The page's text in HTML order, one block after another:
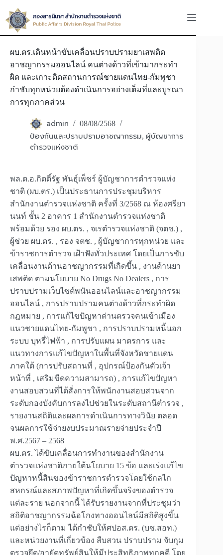
to
content
ผบ.ตร.เดินหน้าขับเคลื่อนปราบปรามยาเสพติด
อาชญากรรมออนไลน์ คนต่างด้าวที่เข้ามากระทำ
ผิด และเกาะติดสถานการณ์ชายแดนไทย-กัมพูชา
กำชับทุกหน่วยต้องดำเนินการอย่างเต็มที่และบูรณา
การทุกภาคส่วน
admin 08/08/2568
ป้องกันและปราบปรามอาชญากรรม, ผู้บัญชาการ
ตำรวจแห่งชาติ
พล.ต.อ.กิตติ์รัฐ พันธุ์เพ็ชร์ ผู้บัญชาการตำรวจแห่ง
ชาติ (ผบ.ตร.) เป็นประธานการประชุมบริหาร
สำนักงานตำรวจแห่งชาติ ครั้งที่ 3/2568 ณ ห้องศรียา
นนท์ ชั้น 2 อาคาร 1 สำนักงานตำรวจแห่งชาติ
พร้อมด้วย รอง ผบ.ตร. , จเรตำรวจแห่งชาติ (จตช.) ,
ผู้ช่วย ผบ.ตร. , รอง จตช. , ผู้บัญชาการทุกหน่วย และ
ข้าราชการตำรวจ เฝ้าฟังทั่วประเทศ โดยเป็นการขับ
เคลื่อนงานด้านอาชญากรรมที่เกิดขึ้น , งานด้านยา
เสพติด ตามนโยบาย No Drugs No Dealers , การ
ปราบปรามเว็บไซต์พนันออนไลน์และอาชญากรรม
ออนไลน์ , การปราบปรามคนต่างด้าวที่กระทำผิด
กฎหมาย , การแก้ไขปัญหาด่านตรวจคนเข้าเมือง
แนวชายแดนไทย-กัมพูชา , การปราบปรามหนี้นอก
ระบบ บุหรี่ไฟฟ้า , การปรับแผน มาตรการ และ
แนวทางการแก้ไขปัญหาในพื้นที่จังหวัดชายแดน
ภาคใต้ (การปรับสถานที่ , อุปกรณ์ป้องกันตัวเจ้า
หน้าที่ , เสริมขีดความสามารถ) , การแก้ไขปัญหา
งานสอบสวนที่ได้สั่งการให้พนักงานสอบสวนจาก
ระดับกองบังคับการลงไปช่วยในระดับสถานีตำรวจ ,
รายงานสถิติและผลการดำเนินการทางวินัย ตลอด
จนผลการใช้จ่ายงบประมาณรายจ่ายประจำปี
พ.ศ.2567 – 2568
ผบ.ตร. ได้ขับเคลื่อนการทำงานของสำนักงาน
ตำรวจแห่งชาติภายใต้นโยบาย 15 ข้อ และเร่งแก้ไข
ปัญหาหนี้สินของข้าราชการตำรวจโดยใช้กลไก
สหกรณ์และสภาพปัญหาที่เกิดขึ้นจริงของตำรวจ
แต่ละราย นอกจากนี้ ได้รับรายงานจากที่ประชุมว่า
สถิติอาชญากรรมฉ้อโกงทางออนไลน์มีสถิติสูงขึ้น
แต่อย่างไรก็ตาม ได้กำชับให้ศปอส.ตร. (บช.สอท.)
และหน่วยงานที่เกี่ยวข้อง สืบสวน ปราบปราม จับกุม
ตรวจยึด/อายัดทรัพย์สินให้มีประสิทธิภาพทุกคดี โดย